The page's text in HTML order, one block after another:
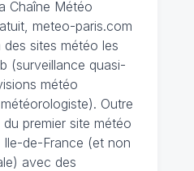
Chaîne Météo
meteo-paris.com
sites météo les
(surveillance quasi-
météo
Outre
premier site météo
de-France (et non
avec des